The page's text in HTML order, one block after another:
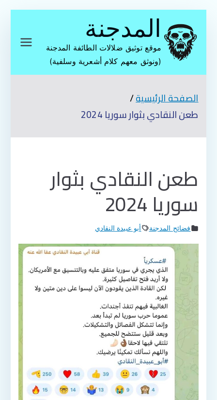
المحتوى
المدجنة
موقع توثيق ضلالات الطائفة المدجنة
(ونوثق معهم كلام أشعرية وسلفية)
الصفحة الرئيسية
طعن النقادي بثوار سوريا 2024
طعن النقادي بثوار
سوريا 2024
فضائح المدجنة أبو عبيدة النقادي